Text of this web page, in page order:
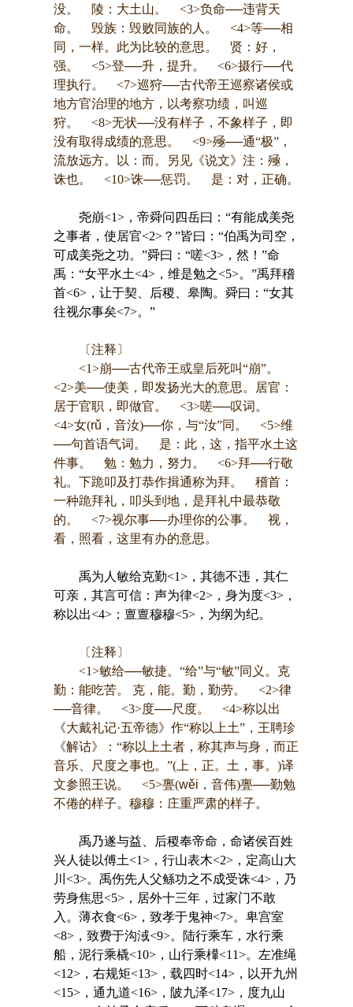
没。 陵：大土山。 <3>负命──违背天
命。 毁族：毁败同族的人。 <4>等──相
同，一样。此为比较的意思。 贤：好，
强。 <5>登──升，提升。 <6>摄行──代
理执行。 <7>巡狩──古代帝王巡察诸侯或
地方官治理的地方，以考察功绩，叫巡
狩。 <8>无状──没有样子，不象样子，即
没有取得成绩的意思。 <9>殛──通“极”，
流放远方。以：而。另见《说文》注：殛，
诛也。 <10>诛──惩罚。 是：对，正确。
尧崩<1>，帝舜问四岳曰：“有能成美尧
之事者，使居官<2>？”皆曰：“伯禹为司空，
可成美尧之功。”舜曰：“嗟<3>，然！”命
禹：“女平水土<4>，维是勉之<5>。”禹拜稽
首<6>，让于契、后稷、皋陶。舜曰：“女其
往视尔事矣<7>。”
〔注释〕
<1>崩──古代帝王或皇后死叫“崩”。
<2>美──使美，即发扬光大的意思。居官：
居于官职，即做官。 <3>嗟──叹词。
<4>女(rǔ ，音汝)──你，与“汝”同。 <5>维
──句首语气词。 是：此，这，指平水土这
件事。 勉：勉力，努力。 <6>拜──行敬
礼。下跪叩及打恭作揖通称为拜。 稽首：
一种跪拜礼，叩头到地，是拜礼中最恭敬
的。 <7>视尔事──办理你的公事。 视，
看，照看，这里有办的意思。
禹为人敏给克勤<1>，其德不违，其仁
可亲，其言可信：声为律<2>，身为度<3>，
称以出<4>；亶亶穆穆<5>，为纲为纪。
〔注释〕
<1>敏给──敏捷。“给”与“敏”同义。克
勤：能吃苦。 克，能。勤，勤劳。 <2>律
──音律。 <3>度──尺度。 <4>称以出
《大戴礼记·五帝德》作“称以上土”，王聘珍
《解诂》：“称以上土者，称其声与身，而正
音乐、尺度之事也。”(上，正。土，事。)译
文参照王说。 <5>亹(wěi ，音伟)亹──勤勉
不倦的样子。穆穆：庄重严肃的样子。
禹乃遂与益、后稷奉帝命，命诸侯百姓
兴人徒以傅土<1>，行山表木<2>，定高山大
川<3>。禹伤先人父鲧功之不成受诛<4>，乃
劳身焦思<5>，居外十三年，过家门不敢
入。薄衣食<6>，致孝于鬼神<7>。卑宫室
<8>，致费于沟淢<9>。陆行乘车，水行乘
船，泥行乘橇<10>，山行乘檋<11>。左准绳
<12>，右规矩<13>，载四时<14>，以开九州
<15>，通九道<16>，陂九泽<17>，度九山